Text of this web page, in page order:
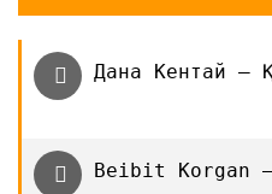
Дана Кентай —
Beibit Korgan